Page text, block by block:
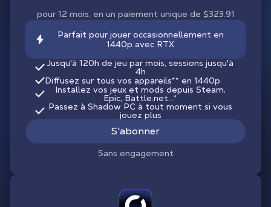
pour 12 mois, en un paiement unique de $323.91
Parfait pour jouer occasionnellement en
1440p avec RTX
Jusqu'à 120h de jeu par mois, sessions jusqu'à
4h
Diffusez sur tous vos appareils** en 1440p
Installez vos jeux et mods depuis Steam,
Epic, Battle.net...*
Passez à Shadow PC à tout moment si vous
jouez plus
S'abonner
Sans engagement